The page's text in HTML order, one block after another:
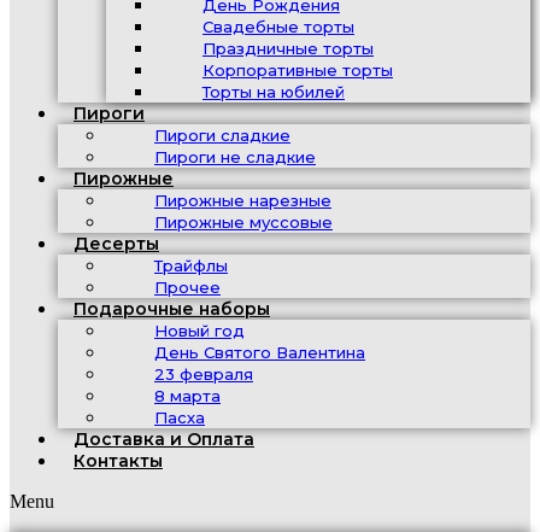
День Рождения
Свадебные торты
Праздничные торты
Корпоративные торты
Торты на юбилей
Пироги
Пироги сладкие
Пироги не сладкие
Пирожные
Пирожные нарезные
Пирожные муссовые
Десерты
Трайфлы
Прочее
Подарочные наборы
Новый год
День Святого Валентина
23 февраля
8 марта
Пасха
Доставка и Оплата
Контакты
Menu